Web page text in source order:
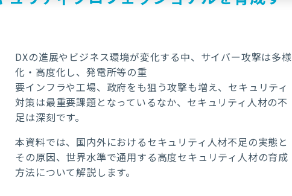
DXの進展やビジネス環境が変化する中、サイバー攻撃は多様
化・⾼度化し、発電所等の重
要インフラや⼯場、政府をも狙う攻撃も増え、セキュリティ
対策は最重要課題となっているなか、セキュリティ⼈材の不
⾜は深刻です。
本資料では、国内外におけるセキュリティ人材不足の実態と
その原因、世界⽔準で通⽤する⾼度セキュリティ⼈材の育成
⽅法について解説します。